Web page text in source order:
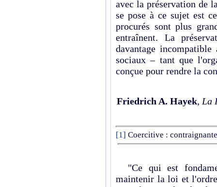
avec la préservation de
se pose à ce sujet est
procurés sont plus
entraînent. La
davantage
sociaux – tant que
conçue pour rendre la
Friedrich A. Hayek, La
[1] Coercitive :
"Ce qui est
maintenir la loi et